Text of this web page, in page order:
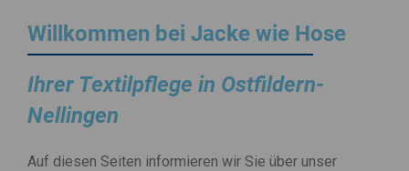
Willkommen bei Jacke wie Hose
Ihrer Textilpflege in Ostfildern-
Nellingen
Auf diesen Seiten informieren wir Sie über unser